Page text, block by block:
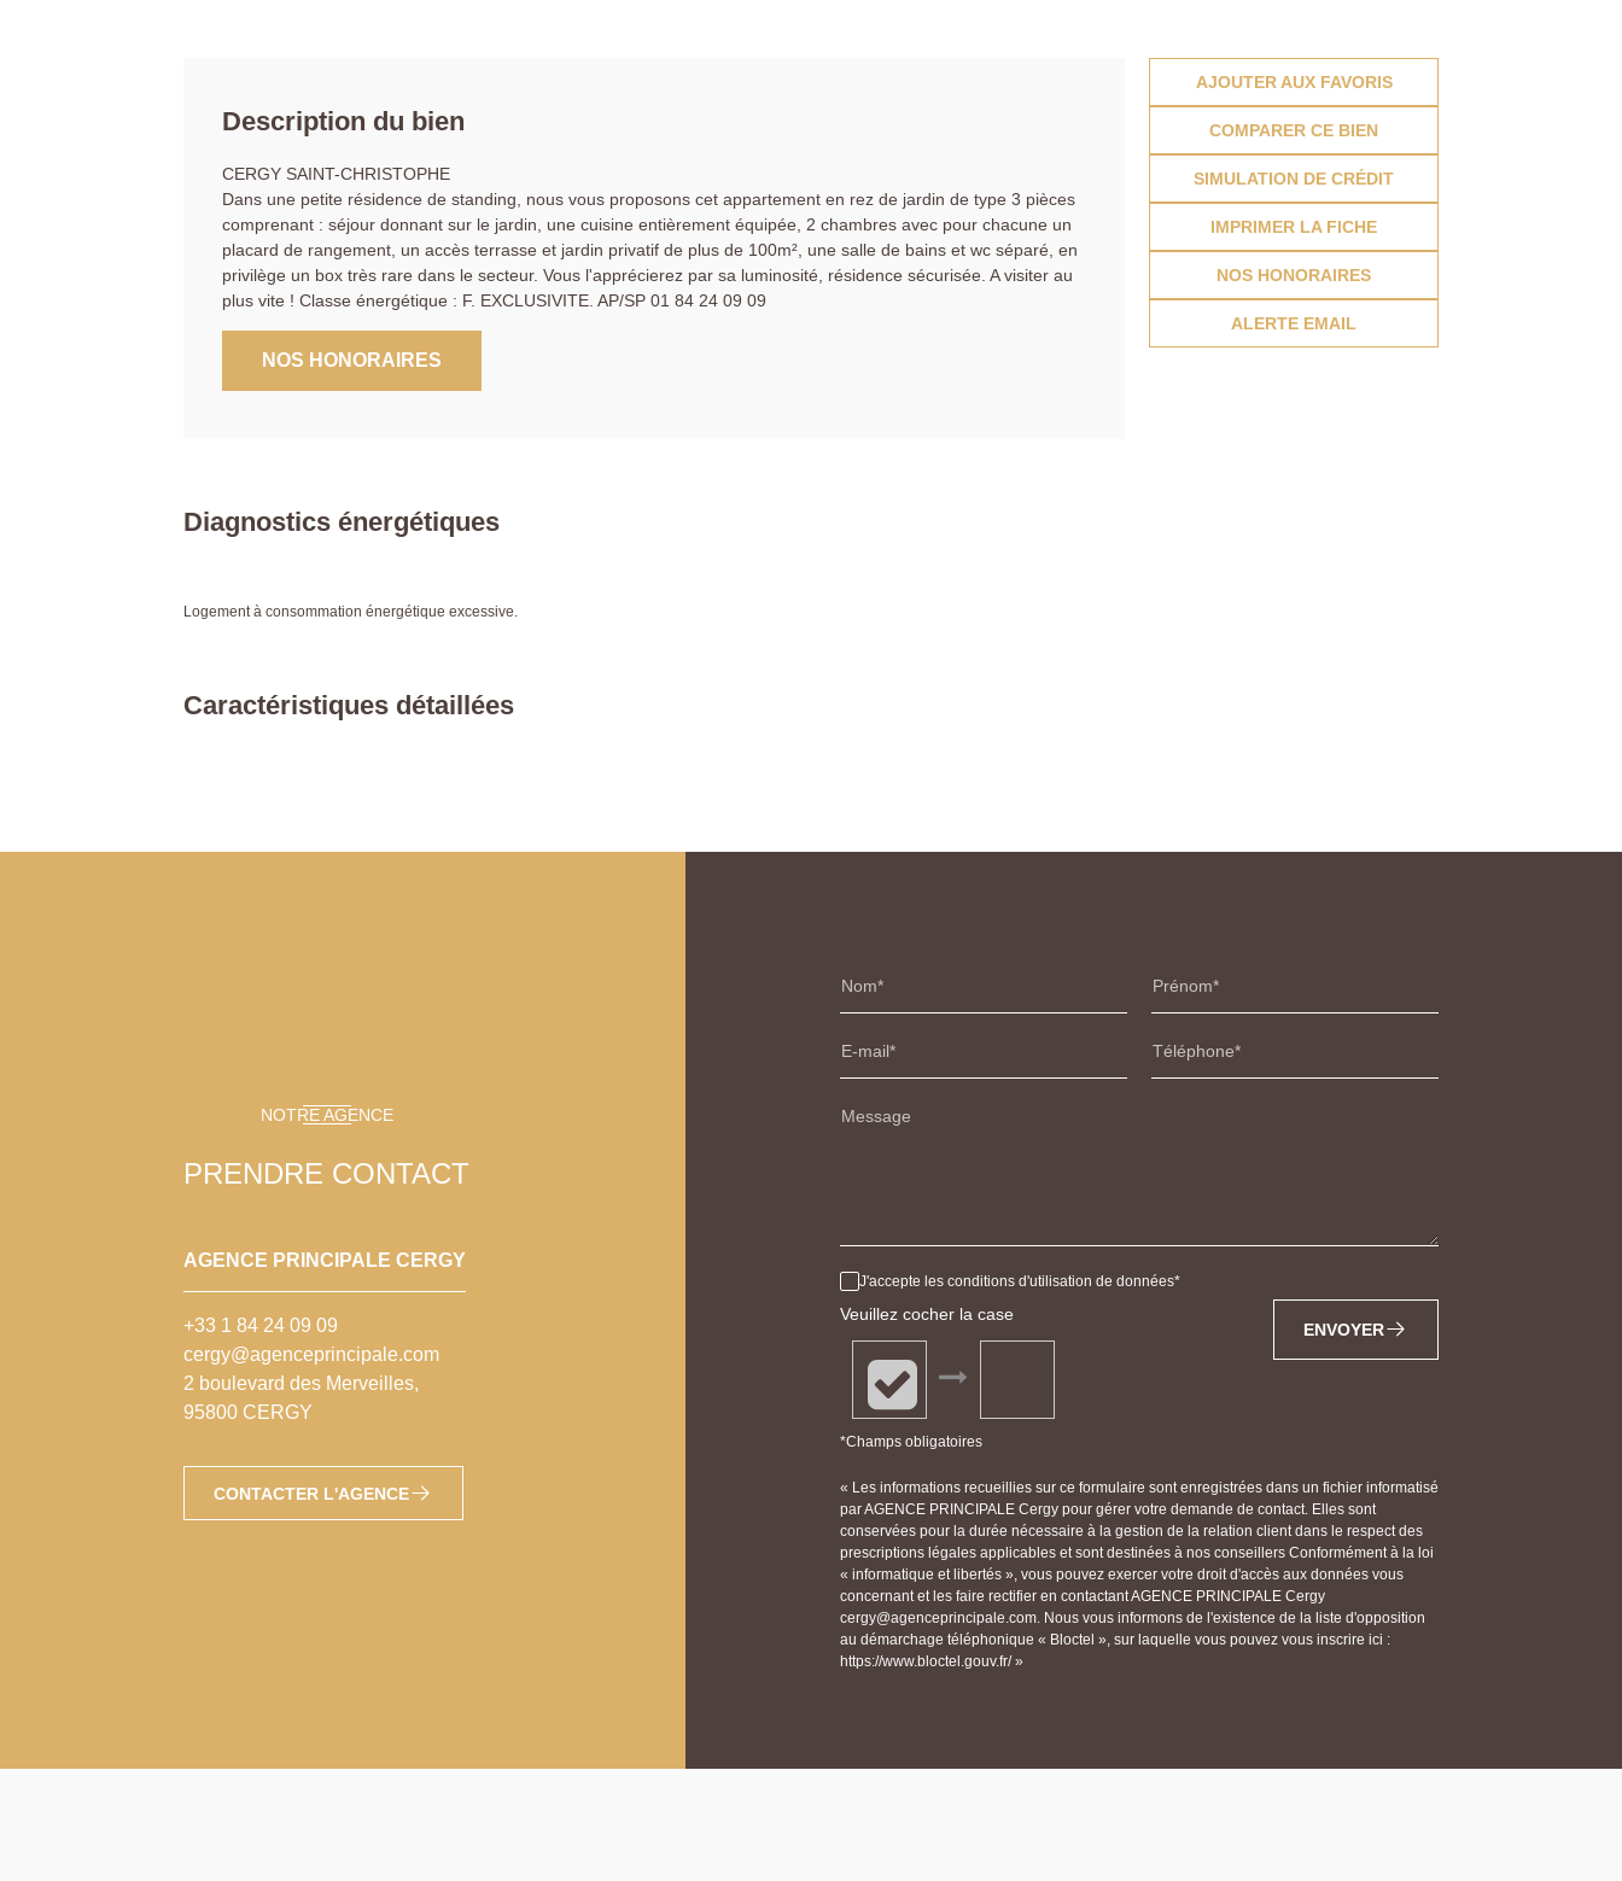
Description du bien
CERGY SAINT-CHRISTOPHE
Dans une petite résidence de standing, nous vous proposons cet appartement en rez de jardin de type 3 pièces
comprenant : séjour donnant sur le jardin, une cuisine entièrement équipée, 2 chambres avec pour chacune un
placard de rangement, un accès terrasse et jardin privatif de plus de 100m², une salle de bains et wc séparé, en
privilège un box très rare dans le secteur. Vous l'apprécierez par sa luminosité, résidence sécurisée. A visiter au
plus vite ! Classe énergétique : F. EXCLUSIVITE. AP/SP 01 84 24 09 09
NOS HONORAIRES
AJOUTER AUX FAVORIS
COMPARER CE BIEN
SIMULATION DE CRÉDIT
IMPRIMER LA FICHE
NOS HONORAIRES
ALERTE EMAIL
Diagnostics énergétiques
Logement à consommation énergétique excessive.
Caractéristiques détaillées
NOTRE AGENCE
PRENDRE CONTACT
AGENCE PRINCIPALE CERGY
+33 1 84 24 09 09
cergy@agenceprincipale.com
2 boulevard des Merveilles,
95800 CERGY
CONTACTER L'AGENCE
Nom Prénom
E-mail Téléphone
Message
J'accepte les conditions d'utilisation de données
Veuillez cocher la case
*Champs obligatoires
ENVOYER
« Les informations recueillies sur ce formulaire sont enregistrées dans un fichier informatisé
par AGENCE PRINCIPALE Cergy pour gérer votre demande de contact. Elles sont
conservées pour la durée nécessaire à la gestion de la relation client dans le respect des
prescriptions légales applicables et sont destinées à nos conseillers Conformément à la loi
« informatique et libertés », vous pouvez exercer votre droit d'accès aux données vous
concernant et les faire rectifier en contactant AGENCE PRINCIPALE Cergy
cergy@agenceprincipale.com. Nous vous informons de l'existence de la liste d'opposition
au démarchage téléphonique « Bloctel », sur laquelle vous pouvez vous inscrire ici :
https://www.bloctel.gouv.fr/ »